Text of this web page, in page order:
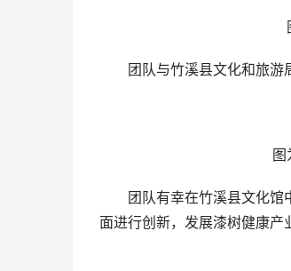
团队与竹溪县文化和旅游
团队有幸在竹溪县文化馆
面进行创新，发展漆树健康产